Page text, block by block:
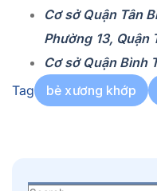
Cơ sở Quận Tân
Phường 13, Quận
Cơ sở Quận Bình
Tag
bẻ xương khớp